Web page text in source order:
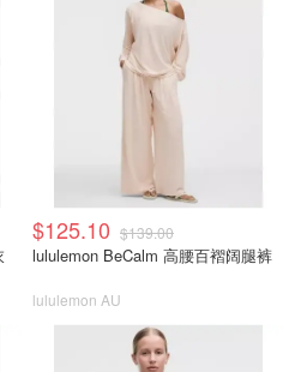
$125.10 $139.00
lululemon BeCalm 高腰百褶阔腿裤
lululemon AU